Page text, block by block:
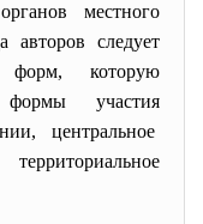
местного
авторов следует
форм, которую
формы участия
центральное